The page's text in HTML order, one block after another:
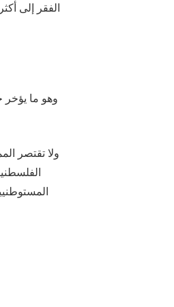
وهو ما يؤخر
ولا تقتصر